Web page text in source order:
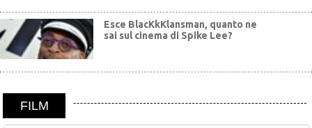
Esce BlacKkKlansman, quanto ne
sai sul cinema di Spike Lee?